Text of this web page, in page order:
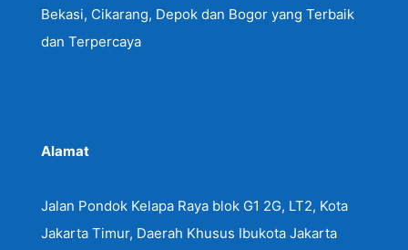
Bekasi, Cikarang, Depok dan Bogor yang Terbaik
dan Terpercaya
Alamat
Jalan Pondok Kelapa Raya blok G1 2G, LT2, Kota
Jakarta Timur, Daerah Khusus Ibukota Jakarta